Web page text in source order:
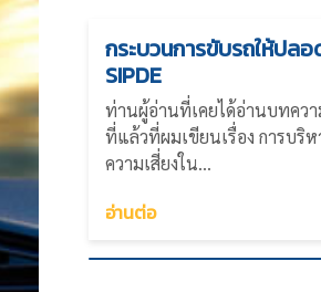
กระบวนการขับรถให้ปล
SIPDE
ท่านผู้อ่านที่เคยได้อ่านบทคว
ที่แล้วที่ผมเขียนเรื่อง การบริห
ความเสี่ยงใน...
อ่านต่อ